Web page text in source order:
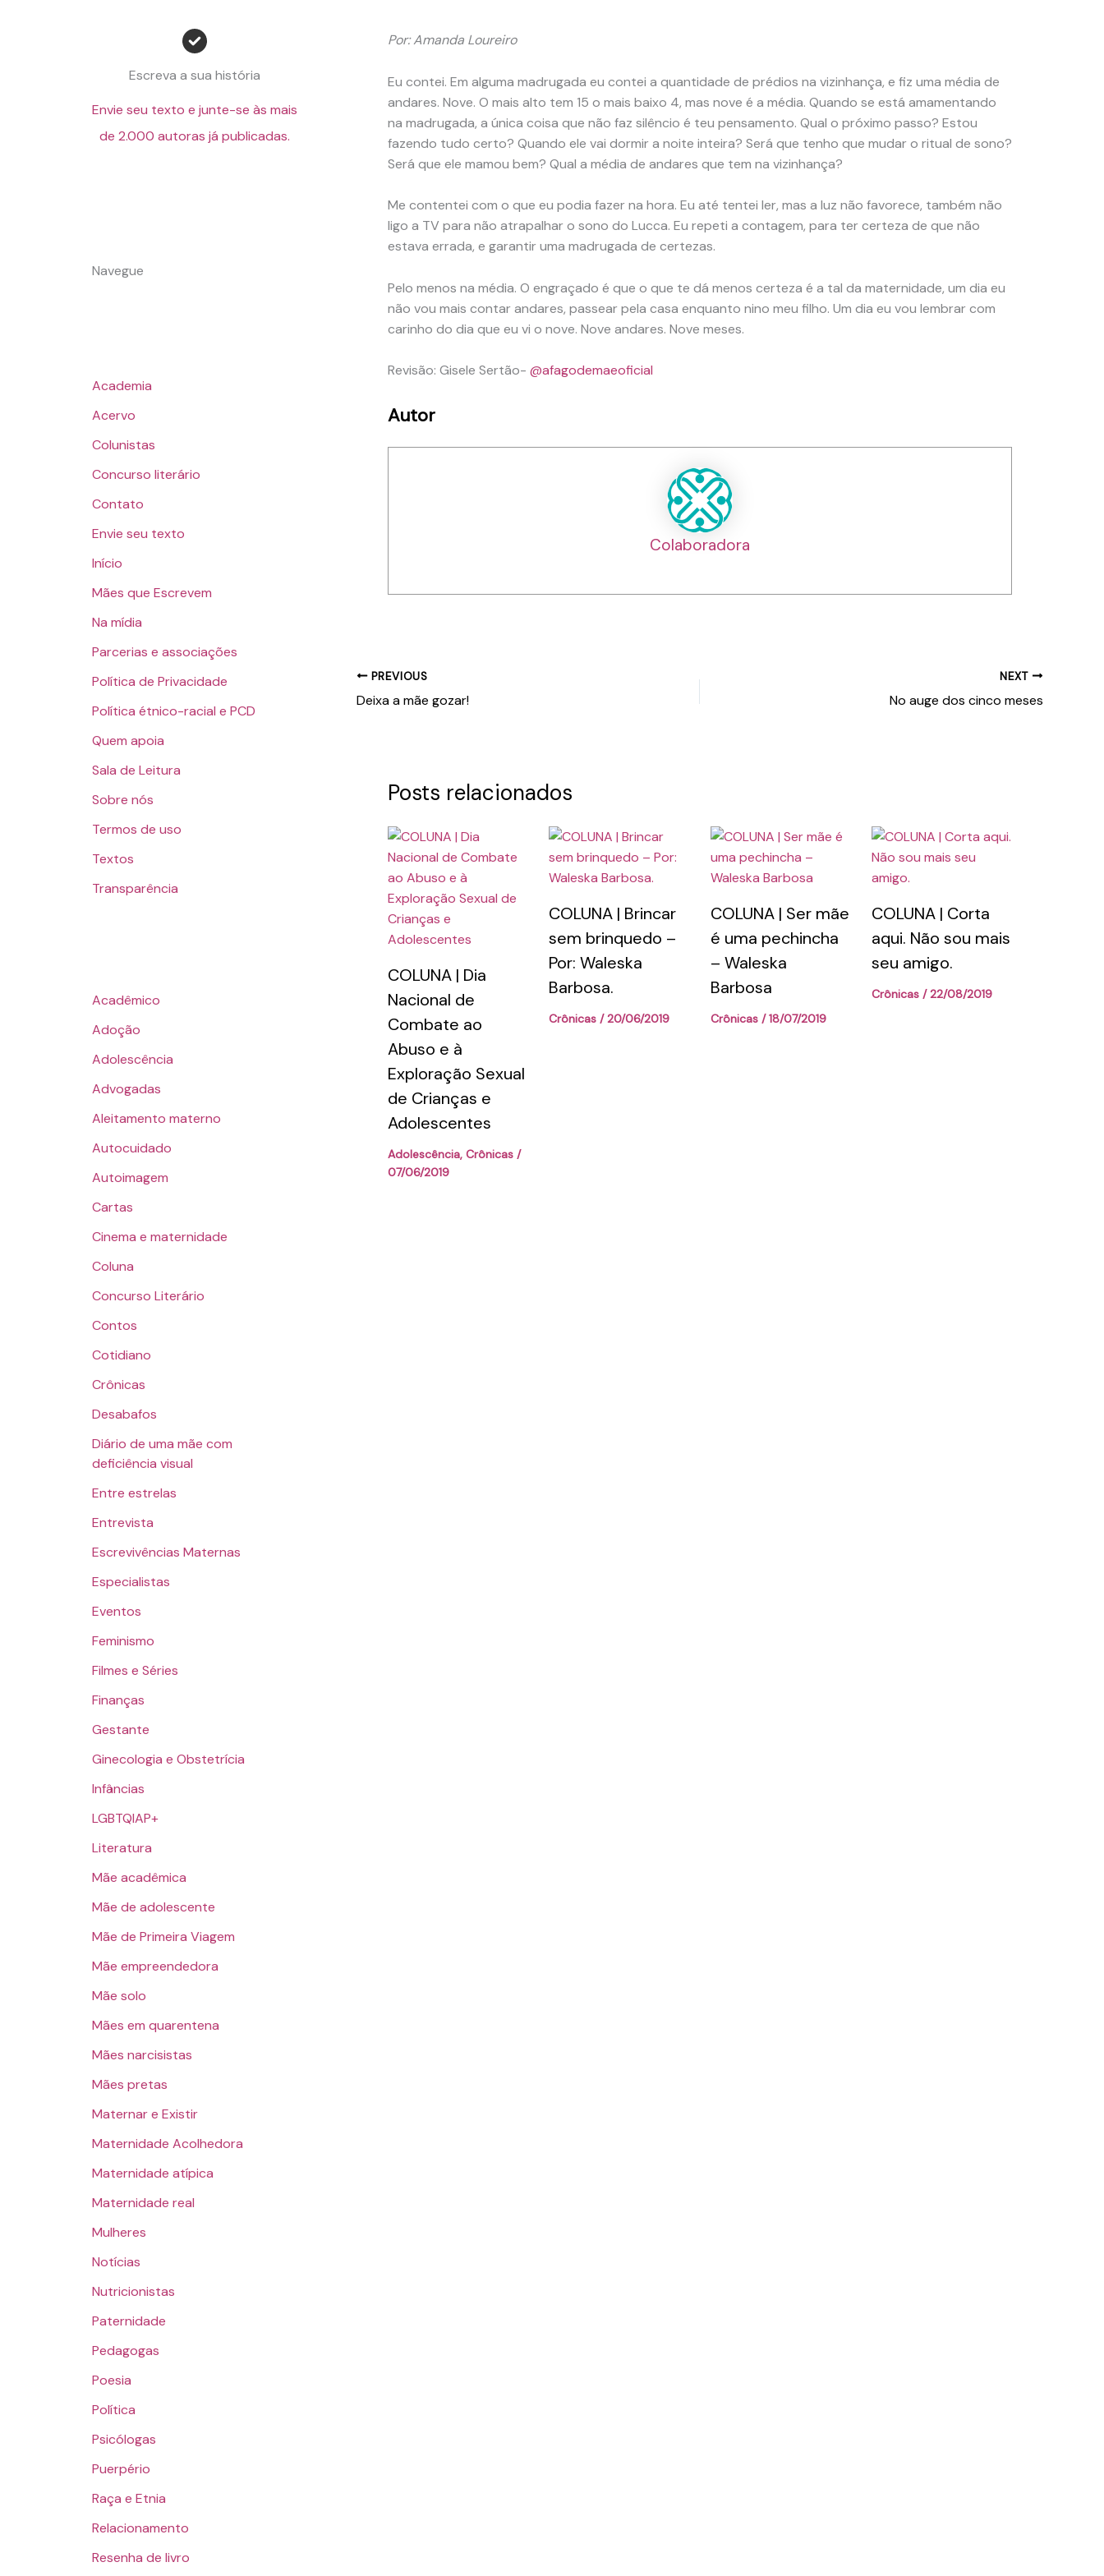
Escreva a sua história
Envie seu texto e junte-se às mais
de 2.000 autoras já publicadas.
Navegue
Academia
Acervo
Colunistas
Concurso literário
Contato
Envie seu texto
Início
Mães que Escrevem
Na mídia
Parcerias e associações
Política de Privacidade
Política étnico-racial e PCD
Quem apoia
Sala de Leitura
Sobre nós
Termos de uso
Textos
Transparência
Acadêmico
Adoção
Adolescência
Advogadas
Aleitamento materno
Autocuidado
Autoimagem
Cartas
Cinema e maternidade
Coluna
Concurso Literário
Contos
Cotidiano
Crônicas
Desabafos
Diário de uma mãe com
deficiência visual
Entre estrelas
Entrevista
Escrevivências Maternas
Especialistas
Eventos
Feminismo
Filmes e Séries
Finanças
Gestante
Ginecologia e Obstetrícia
Infâncias
LGBTQIAP+
Literatura
Mãe acadêmica
Mãe de adolescente
Mãe de Primeira Viagem
Mãe empreendedora
Mãe solo
Mães em quarentena
Mães narcisistas
Mães pretas
Maternar e Existir
Maternidade Acolhedora
Maternidade atípica
Maternidade real
Mulheres
Notícias
Nutricionistas
Paternidade
Pedagogas
Poesia
Política
Psicólogas
Puerpério
Raça e Etnia
Relacionamento
Resenha de livro
Por: Amanda Loureiro
Eu contei. Em alguma madrugada eu contei a quantidade de prédios na vizinhança, e fiz uma média de
andares. Nove. O mais alto tem 15 o mais baixo 4, mas nove é a média. Quando se está amamentando
na madrugada, a única coisa que não faz silêncio é teu pensamento. Qual o próximo passo? Estou
fazendo tudo certo? Quando ele vai dormir a noite inteira? Será que tenho que mudar o ritual de sono?
Será que ele mamou bem? Qual a média de andares que tem na vizinhança?
Me contentei com o que eu podia fazer na hora. Eu até tentei ler, mas a luz não favorece, também não
ligo a TV para não atrapalhar o sono do Lucca. Eu repeti a contagem, para ter certeza de que não
estava errada, e garantir uma madrugada de certezas.
Pelo menos na média. O engraçado é que o que te dá menos certeza é a tal da maternidade, um dia eu
não vou mais contar andares, passear pela casa enquanto nino meu filho. Um dia eu vou lembrar com
carinho do dia que eu vi o nove. Nove andares. Nove meses.
Revisão: Gisele Sertão- @afagodemaeoficial
Autor
Colaboradora
PREVIOUS
Deixa a mãe gozar!
NEXT
No auge dos cinco meses
Posts relacionados
COLUNA | Dia
Nacional de
Combate ao
Abuso e à
Exploração Sexual
de Crianças e
Adolescentes
Adolescência, Crônicas /
07/06/2019
COLUNA | Brincar
sem brinquedo –
Por: Waleska
Barbosa.
Crônicas /20/06/2019
COLUNA | Ser mãe
é uma pechincha
– Waleska
Barbosa
Crônicas/18/07/2019
COLUNA | Corta
aqui. Não sou mais
seu amigo.
Crônicas/22/08/2019